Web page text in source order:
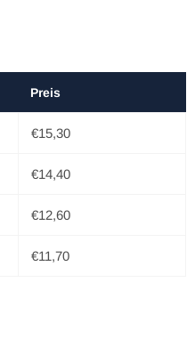
Preis
€15,30
€14,40
€12,60
€11,70